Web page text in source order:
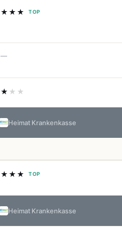
★★★ TOP
—
★ ★★
Heimat Krankenkasse
★★★ TOP
Heimat Krankenkasse